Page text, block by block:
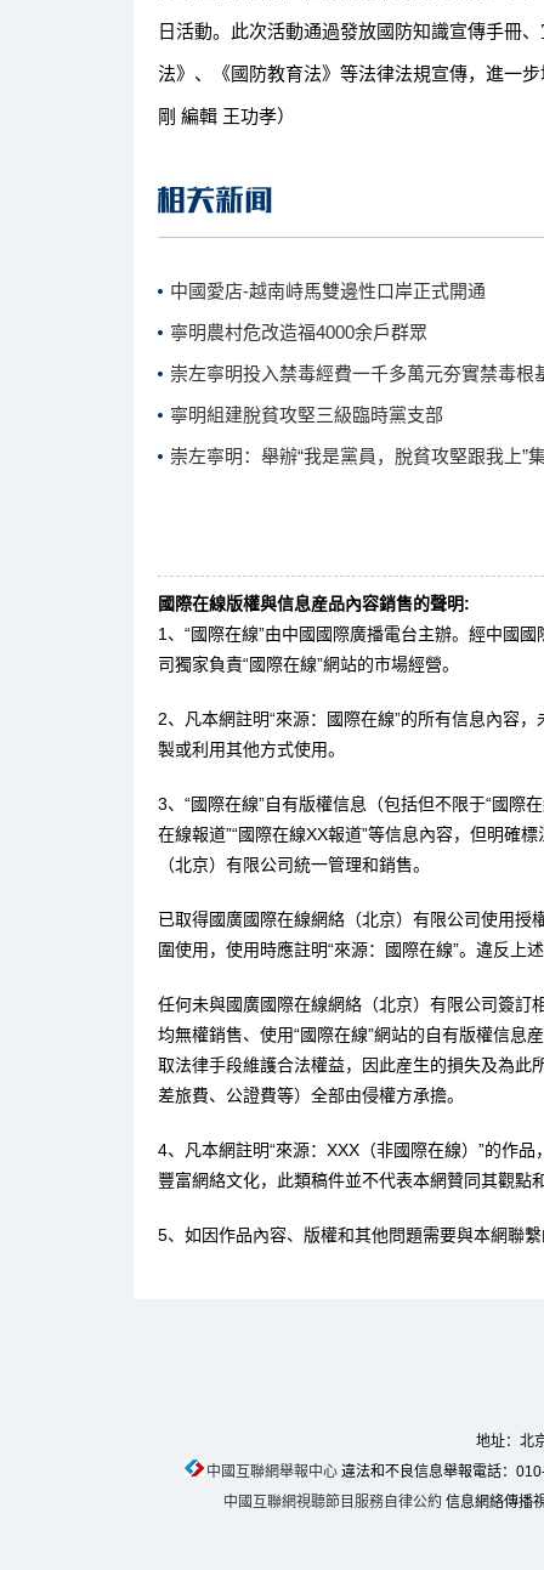
日活動。此次活動通過發放國防知識宣傳手冊
法》、《國防教育法》等法律法規宣傳，進一
剛 編輯 王功孝）
中國愛店-越南峙馬雙邊性口岸正式開通
寧明農村危改造福4000余戶群眾
崇左寧明投入禁毒經費一千多萬元夯實禁毒根
寧明組建脫貧攻堅三級臨時黨支部
崇左寧明：舉辦“我是黨員，脫貧攻堅跟我上”
國際在線版權與信息産品內容銷售的聲明:
1、“國際在線”由中國國際廣播電台主辦。經中國
司獨家負責“國際在線”網站的市場經營。
2、凡本網註明“來源：國際在線”的所有信息內容
製或利用其他方式使用。
3、“國際在線”自有版權信息（包括但不限于“國際
在線報道”“國際在線XX報道”等信息內容，但明確
（北京）有限公司統一管理和銷售。
已取得國廣國際在線網絡（北京）有限公司使用
圍使用，使用時應註明“來源：國際在線”。違反上
任何未與國廣國際在線網絡（北京）有限公司簽訂
均無權銷售、使用“國際在線”網站的自有版權信息
取法律手段維護合法權益，因此産生的損失及為此
差旅費、公證費等）全部由侵權方承擔。
4、凡本網註明“來源：XXX（非國際在線）”的作
豐富網絡文化，此類稿件並不代表本網贊同其觀點
5、如因作品內容、版權和其他問題需要與本網聯
地址：北
中國互聯網舉報中心違法和不良信息舉報電話：
中國互聯網視聽節目服務自律公約 信息網絡傳播